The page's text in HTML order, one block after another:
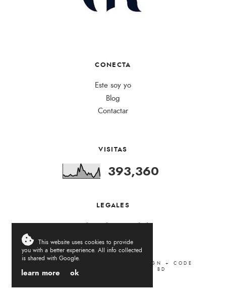
CONECTA
Este soy yo
Blog
Contactar
VISITAS
393,360
LEGALES
Política de Privacidad
LA VIDA DEL REVÉS
DESIGN + CODE
LOVELOGIC
BD
This website uses cookies to provide
you with a better experience. All info collected
is shared with Google.
learn more ok